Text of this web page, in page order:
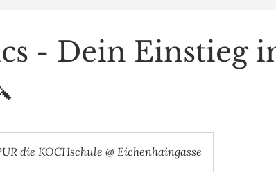
- Dein Einstieg
die KOCHschule @ Eichenhaingasse